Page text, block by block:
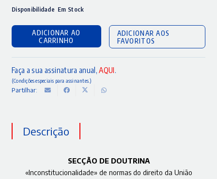
preço
original
era:
10,50 €.
preço
atual
é:
9,45 €.
Disponibilidade Em Stock
ADICIONAR AO
CARRINHO
ADICIONAR AOS
FAVORITOS
Faça a sua assinatura anual,AQUI.
(Condições especiais para assinantes.)
Partilhar:
Descrição
SECÇÃO DE DOUTRINA
«Inconstitucionalidade» de normas do direito da União